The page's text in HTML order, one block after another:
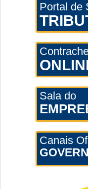
Portal de
Sala do
Canais